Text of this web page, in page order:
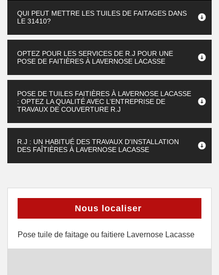
QUI PEUT METTRE LES TUILES DE FAITAGES DANS
LE 31410?
OPTEZ POUR LES SERVICES DE R.J POUR UNE
POSE DE FAITIÈRES À LAVERNOSE LACASSE
POSE DE TUILES FAITIÈRES À LAVERNOSE LACASSE
: OPTEZ LA QUALITÉ AVEC L’ENTREPRISE DE
TRAVAUX DE COUVERTURE R.J
R.J : UN HABITUÉ DES TRAVAUX D'INSTALLATION
DES FAÎTIÈRES À LAVERNOSE LACASSE
Nous localiser
Pose tuile de faitage ou faitiere Lavernose Lacasse